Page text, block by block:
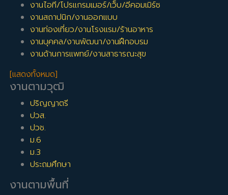
งานไอที/โปรแกรมเมอร์/เว็บ/อีคอมเมิร์ซ
งานสถาปนิก/งานออกแบบ
งานท่องเที่ยว/งานโรงแรม/ร้านอาหาร
งานบุคคล/งานพัฒนา/งานฝึกอบรม
งานด้านการแพทย์/งานสาธารณะสุข
[แสดงทั้งหมด]
งานตามวุฒิ
ปริญญาตรี
ปวส.
ปวช.
ม.6
ม.3
ประถมศึกษา
งานตามพื้นที่